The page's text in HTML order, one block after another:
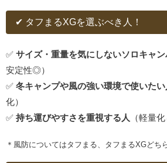
✔ タフまるXGを選ぶべき人！
✅ サイズ・重量を気にしないソロキャ
安定性◎）
✅ 冬キャンプや風の強い環境で使いたい
化）
✅ 持ち運びやすさを重視する人 （軽量
＊風防についてはタフまる、タフまるXGどち